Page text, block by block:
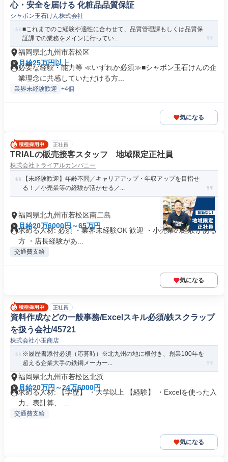
心・安全を届ける 化粧品品質保証
シャボン玉石けん株式会社
■これまでのご経験や適性に合わせて、品質管理課もしくは品質保
証課での業務をメインに行ってい...
福岡県北九州市若松区
月給25万円以上
必要な経験・能力等 ≪いずれか必須≫■シャボン玉石けんの企
業理念に共感していただける方...
業界未経験歓迎 +4個
気になる
正社員
TRIALの販売接客スタッフ 地域限定正社員
株式会社トライアルカンパニー
【未経験歓迎】年齢不問／キャリアアップ・年収アップを目指せ
る！／小売業等の経験が活かせる／...
福岡県北九州市若松区南二島
月給20万6000円～65万円
求める人材: 必須 ・業界未経験OK 歓迎 ・小売業の経験がある
方 ・店長経験があ...
交通費支給
気になる
正社員
資料作成などの一般事務/Excelスキル必須/鉄スクラップ
を扱う会社/45721
株式会社小玉商店
※履歴書添付必須（応募時）※北九州の地に根付き、創業100年を
超える企業大手の鉄鋼メーカー...
福岡県北九州市若松区北浜
月給20万円～24万6000円
求める人材: 【学歴】 ・大学以上 【経験】 ・Excelを使った入
力、表計算、 ...
交通費支給
気になる